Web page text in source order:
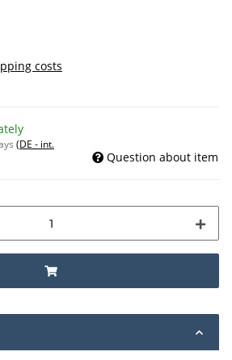
costs
(DE - int.
Question about item